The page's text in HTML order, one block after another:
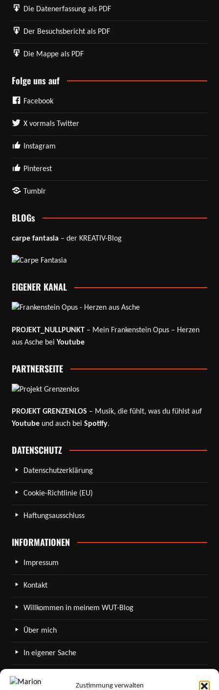
Zustimmung verwalten
Die Datenerfassung als PDF
Der Besuchsbericht als PDF
Die Mappe als PDF
Folge uns auf
Facebook
X vormals Twitter
Instagram
Pinterest
Tumblr
BLOGs
carpe fantasia – der KREATIV-Blog
EIGENER KANAL
PROJEKT_NULLPUNKT– Mein Frankenstein Opus – Herzen
aus Asche bei Youtube
PARTNERSEITE
PROJEKT GRENZENLOS – Musik, die fühlt, was du fühlst auf
Youtube und auch bei Spotify.
DATENSCHUTZ
Datenschutzerklärung
Cookie-Richtlinie (EU)
Haftungsausschluss
INFORMATIONEN
Impressum
Kontakt
Willkommen in meinem WUT-Blog
Über mich
In eigener Sache